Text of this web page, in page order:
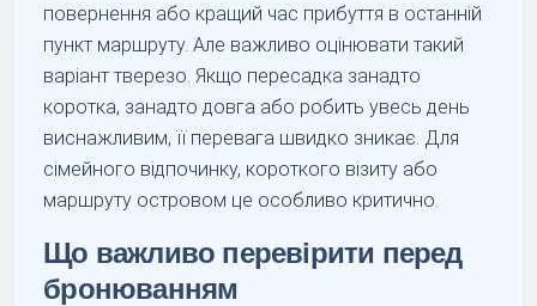
повернення або кращий час прибуття в останній
пункт маршруту. Але важливо оцінювати такий
варіант тверезо. Якщо пересадка занадто
коротка, занадто довга або робить увесь день
виснажливим, її перевага швидко зникає. Для
сімейного відпочинку, короткого візиту або
маршруту островом це особливо критично.
Що важливо перевірити перед
бронюванням